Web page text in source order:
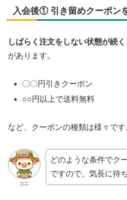
入会後① 引き留めクーポン
しばらく注文をしない状態が続
があります。
〇〇円引きクーポン
○○円以上で送料無料
など、クーポンの種類は様々です
コニ
どのような条件でク
ですので、気長に待